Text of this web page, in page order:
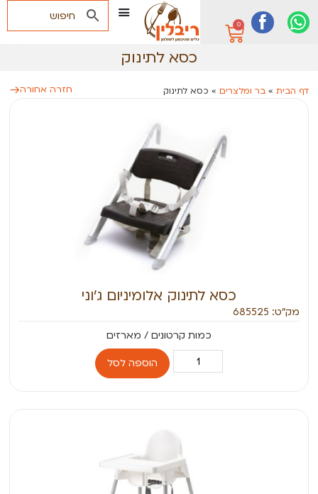
0
כסא לתינוק
דף הבית »בר ומלצרים » כסא לתינוק חזרה אחורה
כסא לתינוק אלומיניום ג’וני
מק״ט: 685525
הוספה לסל